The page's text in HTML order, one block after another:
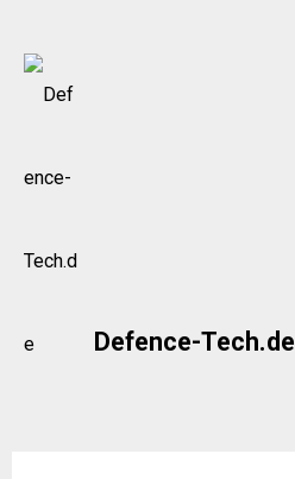
Skip
Defence-Tech.de